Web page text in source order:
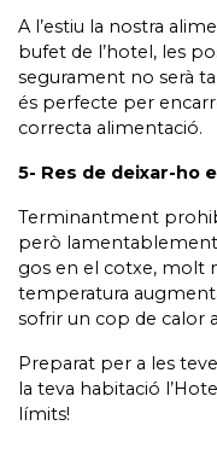
A l’estiu la nostra
bufet de l’hotel, les
segurament no serà
és perfecte per
correcta alimentació.
5- Res de deixar-ho
Terminantment
però lamentablement
gos en el cotxe, molt
temperatura
sofrir un cop de calor
Preparat per a les
la teva habitació
límits!